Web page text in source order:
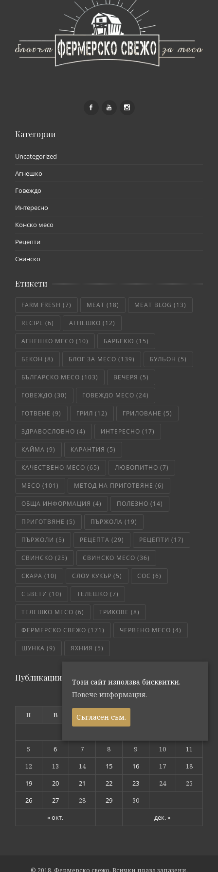
Категории
Uncategorized
Агнешко
Говеждо
Интересно
Конско месо
Рецепти
Свинско
Етикети
FARM FRESH (7) MEAT (18) MEAT BLOG (13)
RECIPE (6) АГНЕШКО (12)
АГНЕШКО МЕСО (10) БАРБЕКЮ (15)
БЕКОН (8) БЛОГ ЗА МЕСО (139) БУЛЬОН (5)
БЪЛГАРСКО МЕСО (103) ВЕЧЕРЯ (5)
ГОВЕЖДО (30) ГОВЕЖДО МЕСО (24)
ГОТВЕНЕ (9) ГРИЛ (12) ГРИЛОВАНЕ (5)
ЗДРАВОСЛОВНО (4) ИНТЕРЕСНО (17)
КАЙМА (9) КАРАНТИЯ (5)
КАЧЕСТВЕНО МЕСО (65) ЛЮБОПИТНО (7)
МЕСО (101) МЕТОД НА ПРИГОТВЯНЕ (6)
ОБЩА ИНФОРМАЦИЯ (4) ПОЛЕЗНО (14)
ПРИГОТВЯНЕ (5) ПЪРЖОЛА (19)
ПЪРЖОЛИ (5) РЕЦЕПТА (29) РЕЦЕПТИ (17)
СВИНСКО (25) СВИНСКО МЕСО (36)
СКАРА (10) СЛОУ КУКЪР (5) СОС (6)
СЪВЕТИ (10) ТЕЛЕШКО (7)
ТЕЛЕШКО МЕСО (6) ТРИКОВЕ (8)
ФЕРМЕРСКО СВЕЖО (171) ЧЕРВЕНО МЕСО (4)
ШУНКА (9) ЯХНИЯ (5)
Публикации по дата
ноември 2018
П В С Ч
« окт. дек. »
5
6 7 8 9 10
11
12
13 14 15 16 17
18
19
20 21 22 23 24
25
26
27 28 29 30
© 2018. Фермерско свежо. Всички права запазени.
Този сайт използва бисквитки.
Повече информация.
Съгласен съм.